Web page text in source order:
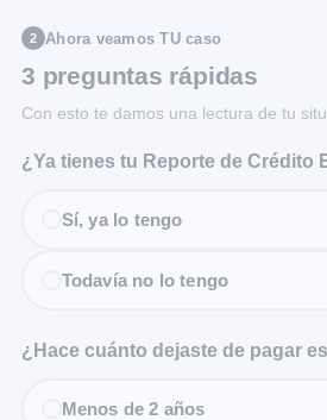
2 Ahora veamos TU caso
3 preguntas rápidas
Con esto te damos una lectura de tu
¿Ya tienes tu Reporte de Crédito
Sí, ya lo tengo
Todavía no lo tengo
¿Hace cuánto dejaste de pagar
Menos de 2 años